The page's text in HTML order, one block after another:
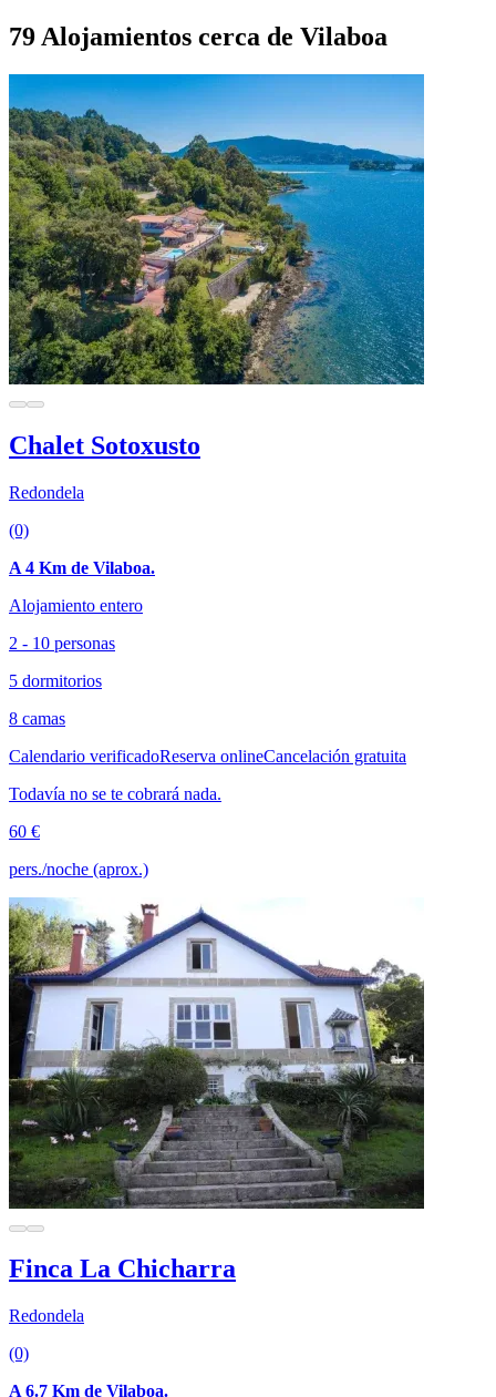
79 Alojamientos cerca de Vilaboa
Chalet Sotoxusto
Redondela
(0)
A 4 Km de Vilaboa.
Alojamiento entero
2 - 10 personas
5 dormitorios
8 camas
Calendario verificadoReserva onlineCancelación gratuita
Todavía no se te cobrará nada.
60 €
pers./noche (aprox.)
Finca La Chicharra
Redondela
(0)
A 6.7 Km de Vilaboa.